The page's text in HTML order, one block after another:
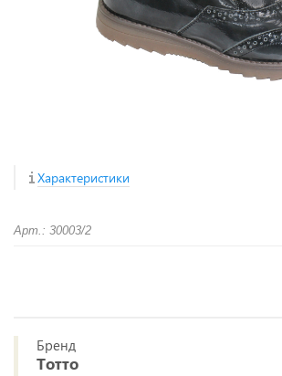
Характеристики
Арт.: 30003/2
Бренд
Тотто